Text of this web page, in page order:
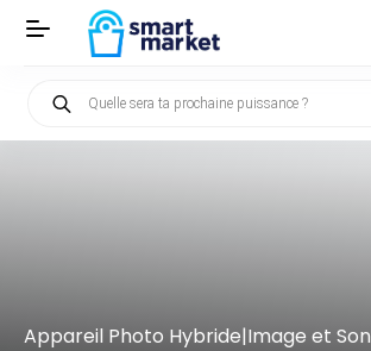
Appareil Photo Hybride|Image et Son